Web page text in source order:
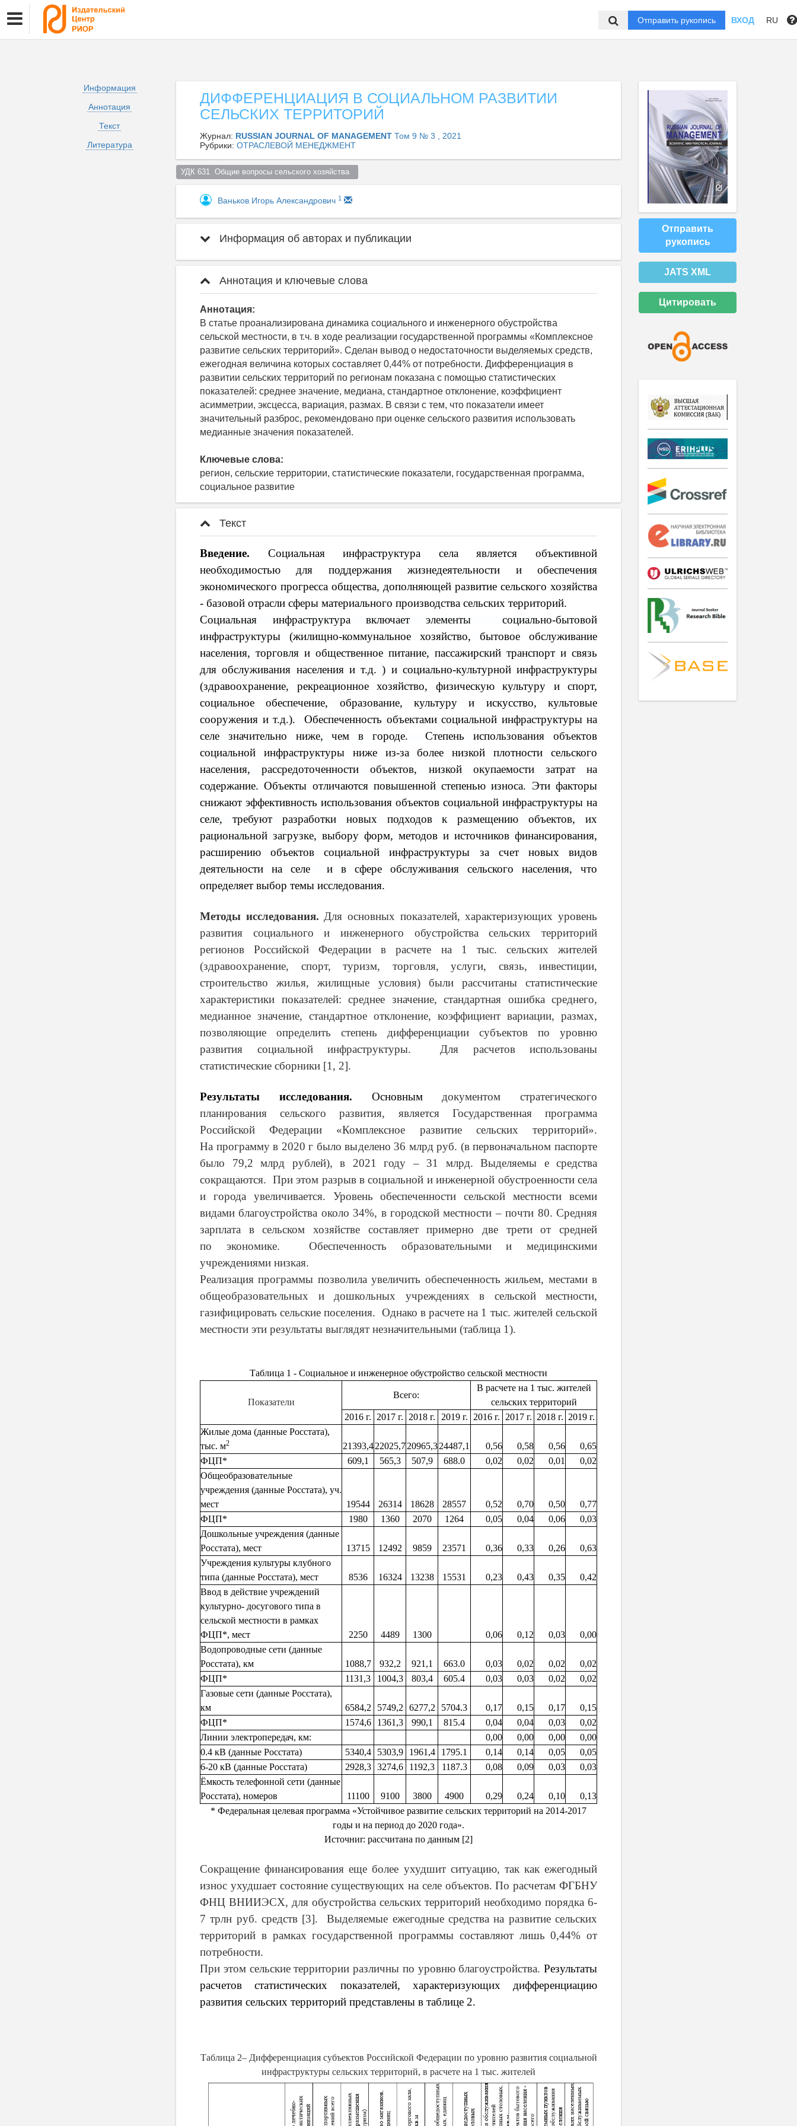
Отправить рукопись ВХОД RU
Информация
Аннотация
Текст
Литература
ДИФФЕРЕНЦИАЦИЯ В СОЦИАЛЬНОМ РАЗВИТИИ
СЕЛЬСКИХ ТЕРРИТОРИЙ
Журнал: RUSSIAN JOURNAL OF MANAGEMENT Том 9 № 3 , 2021
Рубрики: ОТРАСЛЕВОЙ МЕНЕДЖМЕНТ
УДК 631  Общие вопросы сельского хозяйства
Ваньков Игорь Александрович 1
Информация об авторах и публикации
Аннотация и ключевые слова
Аннотация:
В статье проанализирована динамика социального и инженерного обустройства
сельской местности, в т.ч. в ходе реализации государственной программы «Комплексное
развитие сельских территорий». Сделан вывод о недостаточности выделяемых средств,
ежегодная величина которых составляет 0,44% от потребности. Дифференциация в
развитии сельских территорий по регионам показана с помощью статистических
показателей: среднее значение, медиана, стандартное отклонение, коэффициент
асимметрии, эксцесса, вариация, размах. В связи с тем, что показатели имеет
значительный разброс, рекомендовано при оценке сельского развития использовать
медианные значения показателей.
Ключевые слова:
регион, сельские территории, статистические показатели, государственная программа,
социальное развитие
Текст
Введение. Социальная инфраструктура села является объективной
необходимостью для поддержания жизнедеятельности и обеспечения
экономического прогресса общества, дополняющей развитие сельского хозяйства
- базовой отрасли сферы материального производства сельских территорий.
Социальная инфраструктура включает элементы социально-бытовой
инфраструктуры (жилищно-коммунальное хозяйство, бытовое обслуживание
населения, торговля и общественное питание, пассажирский транспорт и связь
для обслуживания населения и т.д. ) и социально-культурной инфраструктуры
(здравоохранение, рекреационное хозяйство, физическую культуру и спорт,
социальное обеспечение, образование, культуру и искусство, культовые
сооружения и т.д.). Обеспеченность объектами социальной инфраструктуры на
селе значительно ниже, чем в городе. Степень использования объектов
социальной инфраструктуры ниже из-за более низкой плотности сельского
населения, рассредоточенности объектов, низкой окупаемости затрат на
содержание. Объекты отличаются повышенной степенью износа. Эти факторы
снижают эффективность использования объектов социальной инфраструктуры на
селе, требуют разработки новых подходов к размещению объектов, их
рациональной загрузке, выбору форм, методов и источников финансирования,
расширению объектов социальной инфраструктуры за счет новых видов
деятельности на селе и в сфере обслуживания сельского населения, что
определяет выбор темы исследования.
Методы исследования. Для основных показателей, характеризующих уровень
развития социального и инженерного обустройства сельских территорий
регионов Российской Федерации в расчете на 1 тыс. сельских жителей
(здравоохранение, спорт, туризм, торговля, услуги, связь, инвестиции,
строительство жилья, жилищные условия) были рассчитаны статистические
характеристики показателей: среднее значение, стандартная ошибка среднего,
медианное значение, стандартное отклонение, коэффициент вариации, размах,
позволяющие определить степень дифференциации субъектов по уровню
развития социальной инфраструктуры. Для расчетов использованы
статистические сборники [1, 2].
Результаты исследования. Основным
документом стратегического
планирования сельского развития, является Государственная программа
Российской Федерации «Комплексное развитие сельских территорий».
На программу в 2020 г было выделено 36 млрд руб. (в первоначальном паспорте
было 79,2 млрд рублей), в 2021 году – 31 млрд. Выделяемы е средства
сокращаются. При этом разрыв в социальной и инженерной обустроенности села
и города увеличивается. Уровень обеспеченности сельской местности всеми
видами благоустройства около 34%, в городской местности – почти 80. Средняя
зарплата в сельском хозяйстве составляет примерно две трети от средней
по экономике. Обеспеченность образовательными и медицинскими
учреждениями низкая.
Реализация программы позволила увеличить обеспеченность жильем, местами в
общеобразовательных и дошкольных учреждениях в сельской местности,
газифицировать сельские поселения. Однако в расчете на 1 тыс. жителей сельской
местности эти результаты выглядят незначительными (таблица 1).
Таблица 1 - Социальное и инженерное обустройство сельской местности
Показатели
Всего:
В расчете на 1 тыс. жителей
сельских территорий
2016 г.
2017 г. 2018 г. 2019 г. 2016 г. 2017 г. 2018 г. 2019 г.
Жилые дома (данные Росстата),
тыс. м2 21393,4 22025,7 20965,3 24487,1 0,56 0,58 0,56
0,65
ФЦП*
609,1 565,3 507,9 688.0 0,02 0,02 0,01
0,02
Общеобразовательные
учреждения (данные Росстата), уч.
мест
19544 26314 18628 28557 0,52 0,70 0,50
0,77
ФЦП*
1980 1360 2070 1264 0,05 0,04 0,06
0,03
Дошкольные учреждения (данные
Росстата), мест
13715 12492 9859 23571 0,36 0,33 0,26
0,63
Учреждения культуры клубного
типа (данные Росстата), мест
8536 16324 13238 15531 0,23 0,43 0,35
0,42
Ввод в действие учреждений
культурно- досугового типа в
сельской местности в рамках
ФЦП*, мест
2250 4489 1300 0,06 0,12 0,03
0,00
Водопроводные сети (данные
Росстата), км
1088,7 932,2 921,1 663.0 0,03 0,02 0,02
0,02
ФЦП*
1131,3 1004,3 803,4 605.4 0,03 0,03 0,02
0,02
Газовые сети (данные Росстата),
км
6584,2 5749,2 6277,2 5704.3 0,17 0,15 0,17
0,15
ФЦП*
1574,6 1361,3 990,1 815.4 0,04 0,04 0,03
0,02
Линии электропередач, км:
0,00 0,00 0,00
0,00
0.4 кВ (данные Росстата)
5340,4 5303,9 1961,4 1795.1 0,14 0,14 0,05
0,05
6-20 кВ (данные Росстата)
2928,3 3274,6 1192,3 1187.3 0,08 0,09 0,03
0,03
Ёмкость телефонной сети (данные
Росстата), номеров
11100 9100 3800 4900 0,29 0,24 0,10
0,13
* Федеральная целевая программа «Устойчивое развитие сельских территорий на 2014-2017
годы и на период до 2020 года».
Источниr: рассчитана по данным [2]
Сокращение финансирования еще более ухудшит ситуацию, так как ежегодный
износ ухудшает состояние существующих на селе объектов.По расчетам ФГБНУ
ФНЦ ВНИИЭСХ, для обустройства сельских территорий необходимо порядка 6-
7 трлн руб. средств [3]. Выделяемые ежегодные средства на развитие сельских
территорий в рамках государственной программы составляют лишь 0,44% от
потребности.
При этом сельские территории различны по уровню благоустройства. Результаты
расчетов статистических показателей, характеризующих дифференциацию
развития сельских территорий представлены в таблице 2.
Таблица 2– Дифференциация субъектов Российской Федерации по уровню развития социальной
инфраструктуры сельских территорий, в расчете на 1 тыс. жителей
Отправить
рукопись
JATS XML
Цитировать